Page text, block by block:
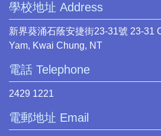
學校地址 Address
新界葵涌石蔭安捷街23-31號 23-31
Yam, Kwai Chung, NT
電話 Telephone
2429 1221
電郵地址 Email